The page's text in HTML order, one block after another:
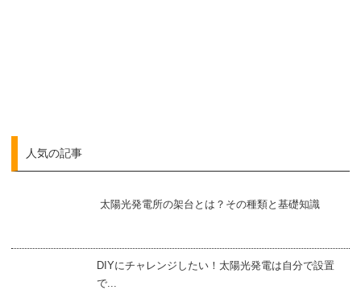
人気の記事
太陽光発電所の架台とは？その種類と基礎知識
DIYにチャレンジしたい！太陽光発電は自分で設置
で...